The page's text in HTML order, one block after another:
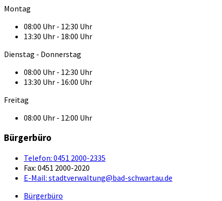
Montag
08:00 Uhr - 12:30 Uhr
13:30 Uhr - 18:00 Uhr
Dienstag - Donnerstag
08:00 Uhr - 12:30 Uhr
13:30 Uhr - 16:00 Uhr
Freitag
08:00 Uhr - 12:00 Uhr
Bürgerbüro
Telefon: 0451 2000-2335
Fax: 0451 2000-2020
E-Mail: stadtverwaltung@bad-schwartau.de
Bürgerbüro